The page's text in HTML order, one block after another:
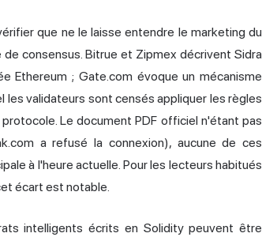
que ne le laisse entendre le marketing du
consensus. Bitrue et Zipmex décrivent Sidra
Ethereum ; Gate.com évoque un mécanisme
validateurs sont censés appliquer les règles
Le document PDF officiel n'étant pas
a refusé la connexion), aucune de ces
à l'heure actuelle. Pour les lecteurs habitués
écart est notable.
intelligents écrits en Solidity peuvent être